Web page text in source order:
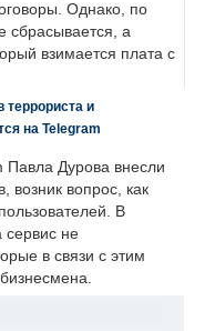
Однако, по
сбрасывается, а
взимается плата с
террориста и
на Telegram
Павла Дурова внесли
возник вопрос, как
В
сервис не
в связи с этим